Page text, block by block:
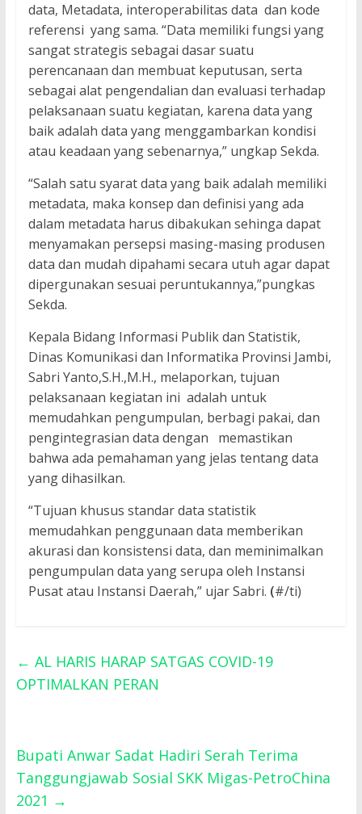
data, Metadata, interoperabilitas data dan kode
referensi yang sama. “Data memiliki fungsi yang
sangat strategis sebagai dasar suatu
perencanaan dan membuat keputusan, serta
sebagai alat pengendalian dan evaluasi terhadap
pelaksanaan suatu kegiatan, karena data yang
baik adalah data yang menggambarkan kondisi
atau keadaan yang sebenarnya,” ungkap Sekda.
“Salah satu syarat data yang baik adalah memiliki
metadata, maka konsep dan definisi yang ada
dalam metadata harus dibakukan sehinga dapat
menyamakan persepsi masing-masing produsen
data dan mudah dipahami secara utuh agar dapat
dipergunakan sesuai peruntukannya,”pungkas
Sekda.
Kepala Bidang Informasi Publik dan Statistik,
Dinas Komunikasi dan Informatika Provinsi Jambi,
Sabri Yanto,S.H.,M.H., melaporkan, tujuan
pelaksanaan kegiatan ini adalah untuk
memudahkan pengumpulan, berbagi pakai, dan
pengintegrasian data dengan memastikan
bahwa ada pemahaman yang jelas tentang data
yang dihasilkan.
“Tujuan khusus standar data statistik
memudahkan penggunaan data memberikan
akurasi dan konsistensi data, dan meminimalkan
pengumpulan data yang serupa oleh Instansi
Pusat atau Instansi Daerah,” ujar Sabri. (#/ti)
← AL HARIS HARAP SATGAS COVID-19
OPTIMALKAN PERAN
Bupati Anwar Sadat Hadiri Serah Terima
Tanggungjawab Sosial SKK Migas-PetroChina
2021 →